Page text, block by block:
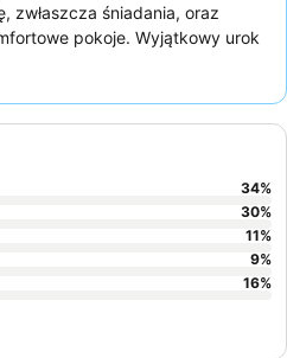
zwłaszcza śniadania, oraz
pokoje. Wyjątkowy urok
wypoczynku z
wizytę poza sezonem, aby
basenowej, oraz pamiętać,
specjalnych pakietów lub
34%
30%
11%
9%
16%